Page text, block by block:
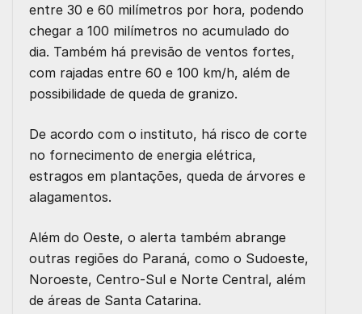
entre 30 e 60 milímetros por hora, podendo
chegar a 100 milímetros no acumulado do
dia. Também há previsão de ventos fortes,
com rajadas entre 60 e 100 km/h, além de
possibilidade de queda de granizo.
De acordo com o instituto, há risco de corte
no fornecimento de energia elétrica,
estragos em plantações, queda de árvores e
alagamentos.
Além do Oeste, o alerta também abrange
outras regiões do Paraná, como o Sudoeste,
Noroeste, Centro-Sul e Norte Central, além
de áreas de Santa Catarina.